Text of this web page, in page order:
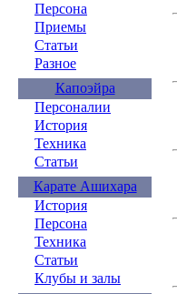
Персона
Приемы
Статьи
Разное
Капоэйра
Персоналии
История
Техника
Статьи
Карате Ашихара
История
Персона
Техника
Статьи
Клубы и залы